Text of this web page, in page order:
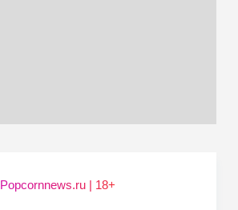
Popcornnews.ru | 18+